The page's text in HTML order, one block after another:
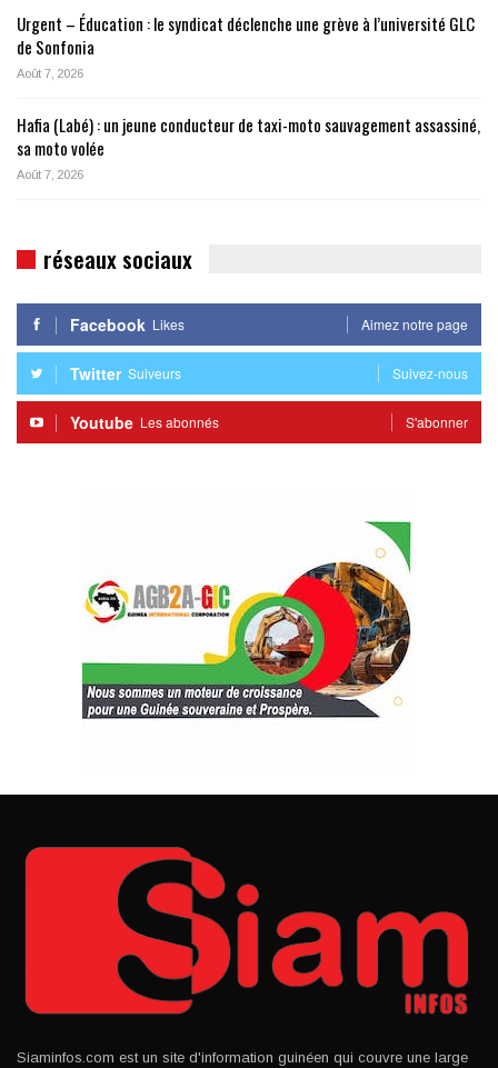
Urgent – Éducation : le syndicat déclenche une grève à l’université GLC
de Sonfonia
Août 7, 2026
Hafia (Labé) : un jeune conducteur de taxi-moto sauvagement assassiné,
sa moto volée
Août 7, 2026
réseaux sociaux
Facebook Likes Aimez notre page
Twitter Suiveurs Suivez-nous
Youtube Les abonnés S'abonner
Siaminfos.com est un site d'information guinéen qui couvre une large